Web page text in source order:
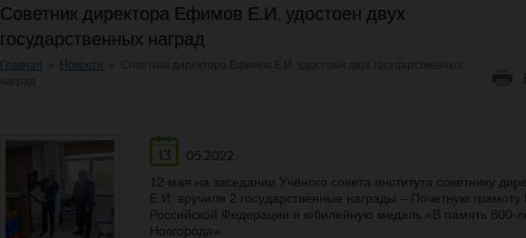
Советник директора Ефимов Е.И. удостоен двух
государственных наград
Главная Новости
13
05.2022
12 мая на заседании Учёного совета института советнику
Е.И. вручили 2 государственные награды – Почетную грамоту
Российской Федерации и юбилейную медаль «В память 800-
Новгорода».